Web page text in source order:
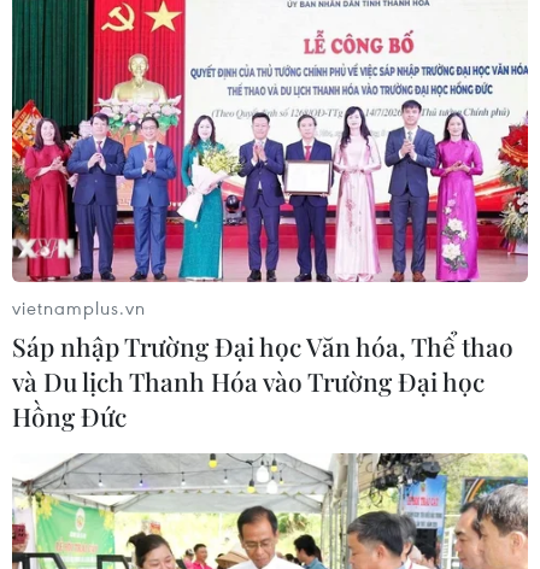
(TTXVN/Vietnam+)
#xe điện #xe buýt #trạm sạc
vietnamplus.vn
Sáp nhập Trường Đại học Văn hóa, Thể thao
và Du lịch Thanh Hóa vào Trường Đại học
Hồng Đức